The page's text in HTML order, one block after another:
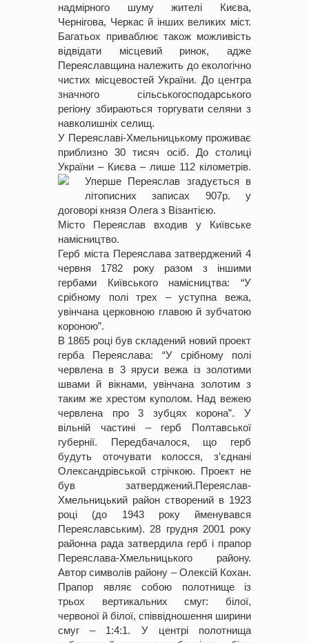
надмірного шуму жителі Києва,
Чернігова, Черкас й інших великих міст.
Багатьох приваблює також можливість
відвідати місцевий ринок, адже
Переяславщина належить до екологічно
чистих місцевостей України. До центра
значного сільськогосподарського
регіону збираються торгувати селяни з
навколишніх селищ.
У Переяславі-Хмельницькому проживає
приблизно 30 тисяч осіб. До столиці
України – Києва – лише 112 кілометрів.
Уперше Переяслав згадується в
літописних записах 907р. у
договорі князя Олега з Візантією.
Місто Переяслав входив у Київське
намісництво.
Герб міста Переяслава затверджений 4
червня 1782 року разом з іншими
гербами Київського намісництва: “У
срібному полі трех – уступна вежа,
увінчана церковною главою й зубчатою
короною”.
В 1865 році був складений новий проект
герба Переяслава: “У срібному полі
червлена в 3 яруси вежа із золотими
швами й вікнами, увінчана золотим з
таким же хрестом куполом. Над вежею
червлена про 3 зубцях корона”. У
вільній частині – герб Полтавської
губернії. Передбачалося, що герб
будуть оточувати колосся, з’єднані
Олександрівськой стрічкою. Проект не
був затверджений.Переяслав-
Хмельницький район створений в 1923
році (до 1943 року йменувався
Переяславським). 28 грудня 2001 року
районна рада затвердила герб і прапор
Переяслава-Хмельницького району.
Автор символів району – Олексій Кохан.
Прапор являє собою полотнище із
трьох вертикальних смуг: білої,
червоної й білої, співвідношення ширини
смуг – 1:4:1. У центрі полотнища